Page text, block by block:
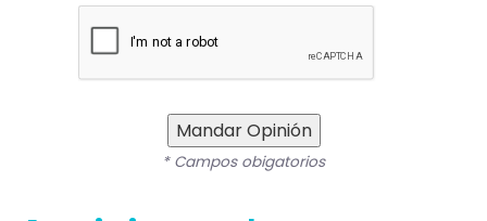
Mandar Opinión
* Campos obigatorios